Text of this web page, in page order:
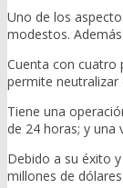
Uno de los
modestos.
Cuenta con cuatro
permite neutralizar
Tiene una
de 24 horas; y
Debido a su éxito
millones de dólares.